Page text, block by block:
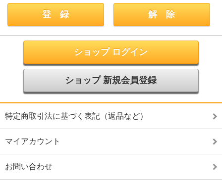
ショップ ログイン
ショップ 新規会員登録
特定商取引法に基づく表記（返品など）
マイアカウント
お問い合わせ